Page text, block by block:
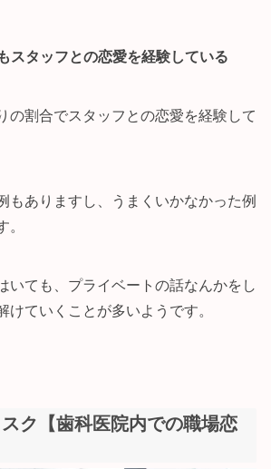
スタッフとの恋愛を経験している
の割合でスタッフとの恋愛を経験して
もありますし、うまくいかなかった例
。
いても、プライベートの話なんかをし
けていくことが多いようです。
ク【歯科医院内での職場恋